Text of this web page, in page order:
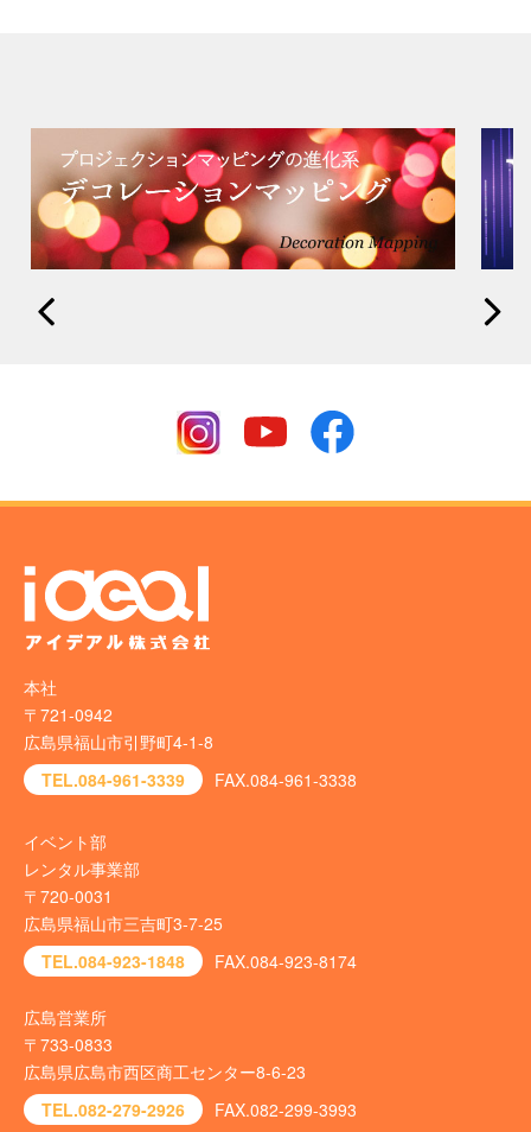
本社
〒721-0942
広島県福山市引野町4-1-8
TEL.084-961-3339
FAX.084-961-3338
イベント部
レンタル事業部
〒720-0031
広島県福山市三吉町3-7-25
TEL.084-923-1848
FAX.084-923-8174
広島営業所
〒733-0833
広島県広島市西区商工センター8-6-23
TEL.082-279-2926
FAX.082-299-3993